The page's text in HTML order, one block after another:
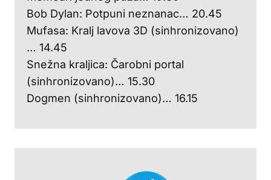
Bob Dylan: Potpuni neznanac… 20.45
Mufasa: Kralj lavova 3D (sinhronizovano)
… 14.45
Snežna kraljica: Čarobni portal
(sinhronizovano)… 15.30
Dogmen (sinhronizovano)… 16.15